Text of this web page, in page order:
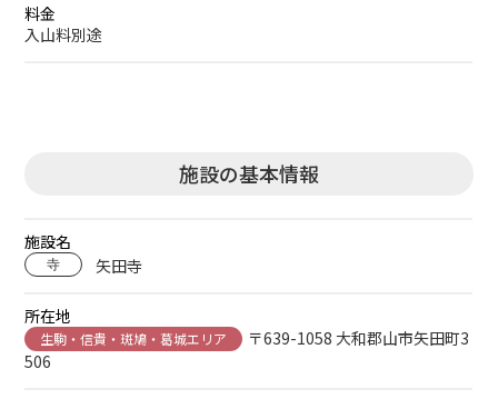
料金
入山料別途
施設の基本情報
施設名
寺 矢田寺
所在地
生駒・信貴・斑鳩・葛城エリア
〒639-1058 大和郡山市矢田町3
506